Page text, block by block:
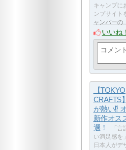
キャンプに
ンプサイ
ャンパー
いいね
【TOKYO
CRAFTS
が熱い⁉
新作オス
選！
「
い満足感を
日本人がデ